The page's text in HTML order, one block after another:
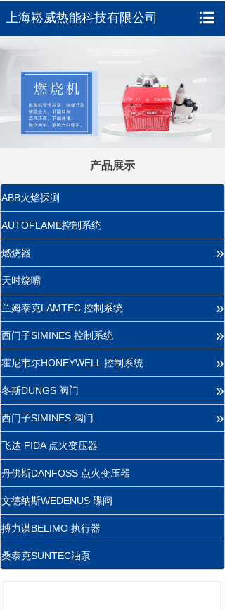
产品展示
ABB火焰探测
AUTOFLAME控制系统
燃烧器 »
天时烧嘴
兰姆泰克LAMTEC 控制系统 »
西门子SIMINES 控制系统 »
霍尼韦尔HONEYWELL 控制系统 »
冬斯DUNGS 阀门 »
西门子SIMINES 阀门 »
飞达 FIDA 点火变压器
丹佛斯DANFOSS 点火变压器
文德纳斯WEDENUS 碟阀
搏力谋BELIMO 执行器
桑泰克SUNTEC油泵
上海崧威热能科技有限公司